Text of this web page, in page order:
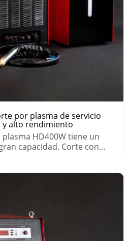
por plasma de servicio
y alto rendimiento
HD400W tiene un
capacidad. Corte con